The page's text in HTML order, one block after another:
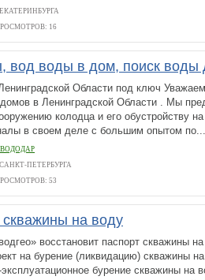
16
вод воды в дом, поиск воды
Области под ключ
в Ленинградской Области . Мы
колодца и его обустройству
в своем деле с большим опытом по...
ПЕТЕРБУРГА
53
на воду
восстановит паспорт скважины
на бурение (ликвидацию) скважины
бурение скважины на